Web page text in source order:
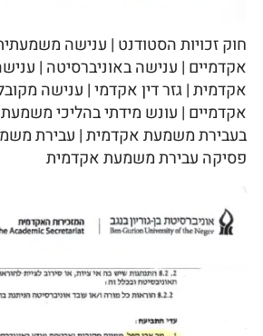
חוק זכויות הסטודנט | ענישה
אקדמיים | ענישה באוניברסיטה |
אקדמית | גזר דין אקדמי | ענישה
אקדמיים | עונש מידתי בהליכי
בעבירת משמעת אקדמית | עבירת
פסיקה עבירת משמעת אקדמית